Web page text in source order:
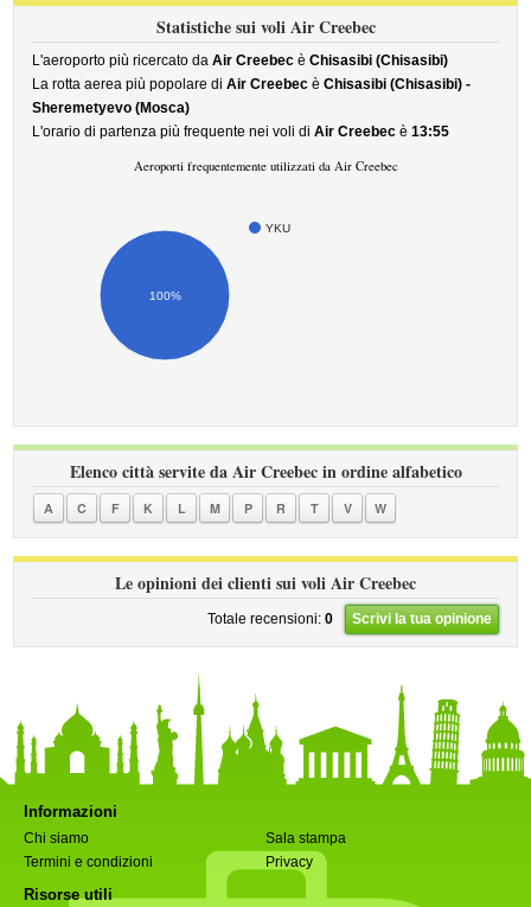
Statistiche sui voli Air Creebec
L'aeroporto più ricercato daAir Creebec èChisasibi (Chisasibi)
La rotta aerea più popolare diAir Creebec èChisasibi (Chisasibi) -
Sheremetyevo (Mosca)
L'orario di partenza più frequente nei voli diAir Creebec è13:55
Aeroporti frequentemente utilizzati da Air Creebec
YKU
100%
Elenco città servite da Air Creebec in ordine alfabetico
A C F K L M P R T V W
Le opinioni dei clienti sui voli Air Creebec
Totale recensioni: 0 Scrivi la tua opinione
Informazioni
Chi siamo
Sala stampa
Termini e condizioni
Privacy
Risorse utili